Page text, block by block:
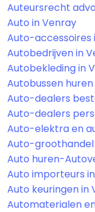
Auteursrecht
Auto in Venray
Auto-accessoires
Autobedrijven in
Autobekleding in
Autobussen
Auto-dealers
Auto-dealers
Auto-elektra en
Auto-
Auto huren-
Auto importeurs
Auto keuringen in
Automaterialen